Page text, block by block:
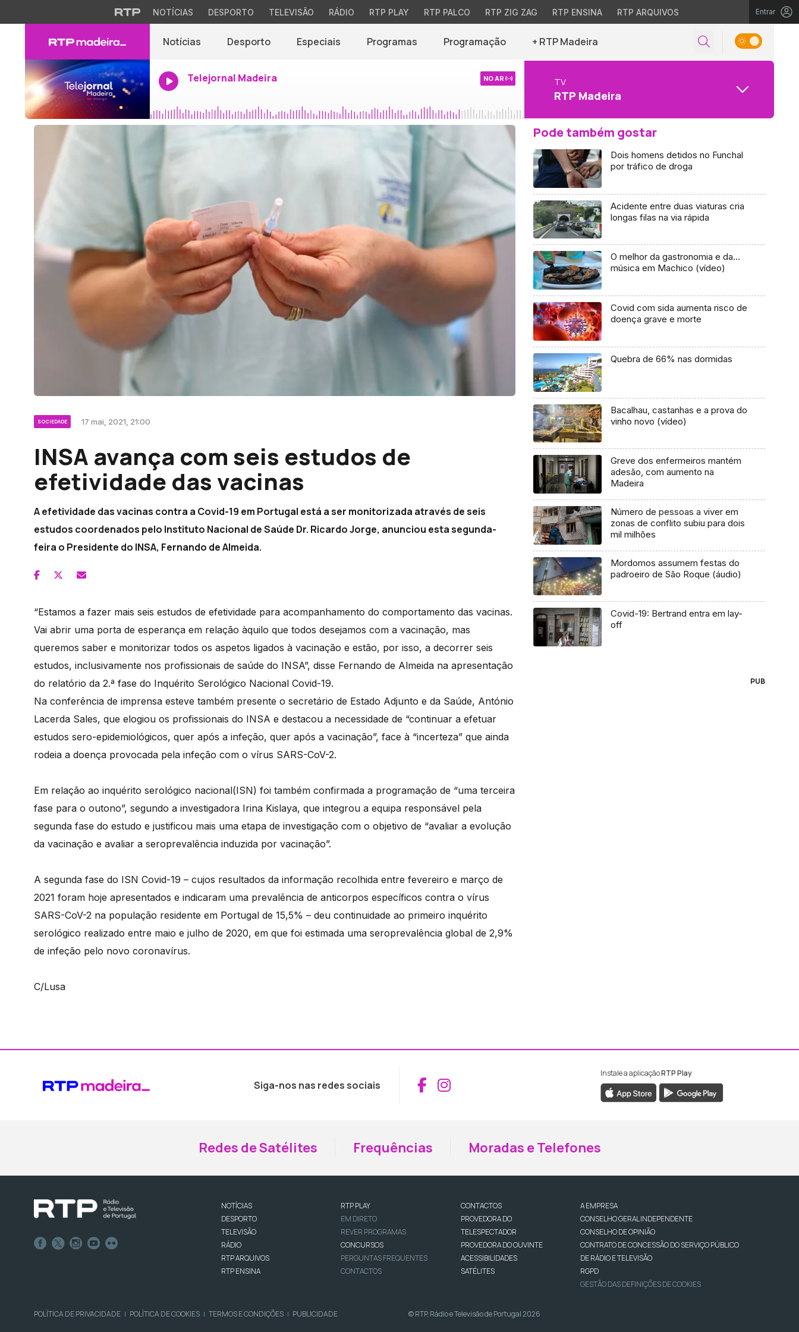
NOTÍCIAS DESPORTO TELEVISÃO RÁDIO RTP PLAY RTP PALCO RTP ZIG ZAG RTP ENSINA RTP ARQUIVOS Entrar
Notícias Desporto Especiais Programas Programação + RTP Madeira
Telejornal Madeira NO AR TV
RTP Madeira
SOCIEDADE 17 mai, 2021, 21:00
INSA avança com seis estudos de
efetividade das vacinas
A efetividade das vacinas contra a Covid-19 em Portugal está a ser monitorizada através de seis
estudos coordenados pelo Instituto Nacional de Saúde Dr. Ricardo Jorge, anunciou esta segunda-
feira o Presidente do INSA, Fernando de Almeida.
“Estamos a fazer mais seis estudos de efetividade para acompanhamento do comportamento das vacinas.
Vai abrir uma porta de esperança em relação àquilo que todos desejamos com a vacinação, mas
queremos saber e monitorizar todos os aspetos ligados à vacinação e estão, por isso, a decorrer seis
estudos, inclusivamente nos profissionais de saúde do INSA”, disse Fernando de Almeida na apresentação
do relatório da 2.ª fase do Inquérito Serológico Nacional Covid-19.
Na conferência de imprensa esteve também presente o secretário de Estado Adjunto e da Saúde, António
Lacerda Sales, que elogiou os profissionais do INSA e destacou a necessidade de “continuar a efetuar
estudos sero-epidemiológicos, quer após a infeção, quer após a vacinação”, face à “incerteza” que ainda
rodeia a doença provocada pela infeção com o vírus SARS-CoV-2.
Em relação ao inquérito serológico nacional(ISN) foi também confirmada a programação de “uma terceira
fase para o outono”, segundo a investigadora Irina Kislaya, que integrou a equipa responsável pela
segunda fase do estudo e justificou mais uma etapa de investigação com o objetivo de “avaliar a evolução
da vacinação e avaliar a seroprevalência induzida por vacinação”.
A segunda fase do ISN Covid-19 – cujos resultados da informação recolhida entre fevereiro e março de
2021 foram hoje apresentados e indicaram uma prevalência de anticorpos específicos contra o vírus
SARS-CoV-2 na população residente em Portugal de 15,5% – deu continuidade ao primeiro inquérito
serológico realizado entre maio e julho de 2020, em que foi estimada uma seroprevalência global de 2,9%
de infeção pelo novo coronavírus.
C/Lusa
Pode também gostar
Dois homens detidos no Funchal
por tráfico de droga
Acidente entre duas viaturas cria
longas filas na via rápida
O melhor da gastronomia e da…
música em Machico (vídeo)
Covid com sida aumenta risco de
doença grave e morte
Quebra de 66% nas dormidas
Bacalhau, castanhas e a prova do
vinho novo (vídeo)
Greve dos enfermeiros mantém
adesão, com aumento na
Madeira
Número de pessoas a viver em
zonas de conflito subiu para dois
mil milhões
Mordomos assumem festas do
padroeiro de São Roque (áudio)
Covid-19: Bertrand entra em lay-
off
PUB
Siga-nos nas redes sociais Aceder ao Facebook da RTP Madeira
Aceder ao Instagram da RTP Madeira
Instale a aplicaçãoRTP Play
Redes de Satélites Frequências Moradas e Telefones
NOTÍCIAS
DESPORTO
TELEVISÃO
RÁDIO
RTP ARQUIVOS
RTP ENSINA
RTP PLAY
EM DIRETO
REVER PROGRAMAS
CONCURSOS
PERGUNTAS FREQUENTES
CONTACTOS
CONTACTOS
PROVEDORA DO
TELESPECTADOR
PROVEDORA DO OUVINTE
ACESSIBILIDADES
SATÉLITES
A EMPRESA
CONSELHO GERAL INDEPENDENTE
CONSELHO DE OPINIÃO
CONTRATO DE CONCESSÃO DO SERVIÇO PÚBLICO
DE RÁDIO E TELEVISÃO
RGPD
GESTÃO DAS DEFINIÇÕES DE COOKIES
POLÍTICA DE PRIVACIDADE | POLÍTICA DE COOKIES | TERMOS E CONDIÇÕES | PUBLICIDADE © RTP, Rádio e Televisão de Portugal 2026